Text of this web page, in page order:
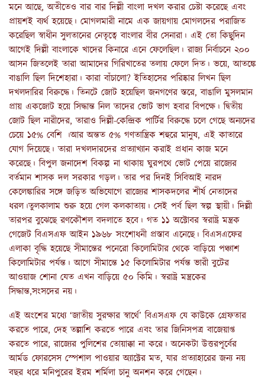
মনে আছে, অতীতেও বার বার দিল্লী বাংলা দখল করার চেষ্টা করেছে এবং
প্রায়শই ব্যর্থ হয়েছে। মোগলমারী নামে এক জায়গায় মোগলদের পরাজিত
করেছিল স্বাধীন সুলতানের নেতৃত্বে বাংলার বীর সেনারা। এই তো কিছুদিন
আগেই দিল্লী বাংলাকে খাদের কিনারে এনে ফেলেছিল। রাজ্য নির্বাচনে ২০০
আসন জিতলেই তারা আমাদের গিরিখাতের তলায় ফেলে দিত। ভয়ে, আতঙ্কে
বাঙালি ছিল দিশেহারা। কারা বাঁচালো? ইতিহাসের পরিষ্কার লিখন ছিল
দখলদারির বিরুদ্ধে। তিনটে জোট হয়েছিল জনগণের স্তরে, বাঙালি মুসলমান
প্রায় একজোট হয়ে সিদ্ধান্ত নিল তাদের ভোট ভাগ হবার বিপক্ষে। দ্বিতীয়
জোট ছিল নারীদের, তারাও দিল্লী-কেন্দ্রিক পার্টির বিরুদ্ধে চলে গেছে অন্যদের
চেয়ে ১৫% বেশি ।আর অন্তত ৫% গণতান্ত্রিক শহুরে মানুষ, এই কাতারে
যোগ দিয়েছে। তারা দখলদারদের প্রত্যাখ্যান করাই প্রধান কাজ মনে
করেছে। বিপুল জনাদেশ বিকল্প না থাকায় ঘুরপথে ভোট পেয়ে রাজ্যের
বর্তমান শাসক দল সরকার গড়ল। তার পর দিনই সিবিআই নারদ
কেলেঙ্কারির সঙ্গে জড়িত অভিযোগে রাজ্যের শাসকদলের শীর্ষ নেতাদের
ধরল।তুলকালাম শুরু হয়ে গেল কলকাতায়। সেই পর্ব ছিল স্বল্প স্থায়ী। দিল্লী
তারপর বুঝেছে রণকৌশল বদলাতে হবে। গত ১১ অক্টোবর স্বরাষ্ট্র মন্ত্রক
গেজেট বিএসএফ আইন ১৯৬৮ সংশোধনী প্রস্তাব এনেছে। বিএসএফের
এলাকা বৃদ্ধি হয়েছে সীমান্তের পনেরো কিলোমিটার থেকে বাড়িয়ে পঞ্চাশ
কিলোমিটার পর্যন্ত। আগে সীমান্তে ১৫ কিলোমিটার পর্যন্ত ভারী বুটের
আওয়াজ শোনা যেত এখন বাড়িয়ে ৫০ কিমি। স্বরাষ্ট্র মন্ত্রকের
সিদ্ধান্ত,সংসদের নয়।
এই অংশের মধ্যে ‘জাতীয় সুরক্ষার স্বার্থে’ বিএসএফ যে কাউকে গ্রেফতার
করতে পারে, দেহ তল্লাশি করতে পারে এবং তার জিনিসপত্র বাজেয়াপ্ত
করতে পারে, রাজ্যের পুলিশের তোয়াক্কা না করে। অনেকটা উত্তরপূর্বের
আর্মড ফোরসেস স্পেশাল পাওয়ার অ্যাক্টের মত, যার প্রত্যাহারের জন্য নয়
বছর ধরে মনিপুরের ইরম শর্মিলা চানু অনশন করে গেছেন।